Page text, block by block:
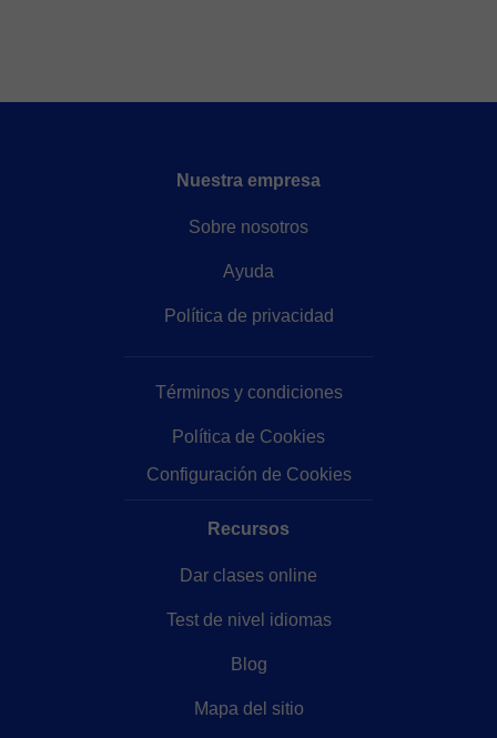
Nuestra empresa
Sobre nosotros
Ayuda
Política de privacidad
Términos y condiciones
Política de Cookies
Configuración de Cookies
Recursos
Dar clases online
Test de nivel idiomas
Blog
Mapa del sitio